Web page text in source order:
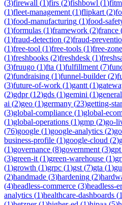
(3)firewall (1)firs (2)fishbowl (1)
(1)fleet-management (1)flipkart (2)
(1)food-manufacturing (1)food-
(1)formulas (1)framework (2)france
(1)fraud-detection (2)fraud-
(1)free-tool (1)free-tools (1)free-zone
(1)freshbooks (2)freshdesk (1)
(3)fruugo (1)fta (1)fulfillment (7)
(2)fundraising (1)funnel-builder(2)
(3)future-of-work (1)gantt (1)
(2)gdpr(12)gds (1)gemini (1)
ai (2)geo (1)germany (23)getting-
(3)global-compliance (1)global-
(1)global-operations (1)gmp (2)go-
(76)google (1)google-analytics (2)
business-profile (1)google-cloud (2)
(1)governance (8)government (3)gpt
(3)green-it (1)green-warehouse (1)
(1)growth (1)grpc (1)gst (7)gta (1)
(2)handmade (3)hardening (2)
(4)headless-commerce (3)headless-
analytics (1)healthcare-dashboards (1